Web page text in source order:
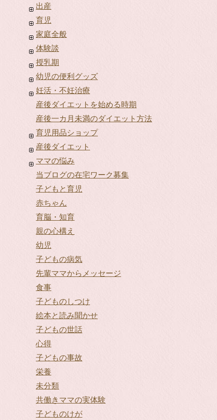
出産
育児
家庭全般
体験談
授乳期
幼児の便利グッズ
妊活・不妊治療
産後ダイエットを始める時期
産後一カ月未満のダイエット方法
育児用品ショップ
産後ダイエット
ママの悩み
当ブログの在宅ワーク募集
子どもと育児
赤ちゃん
育脳・知育
親の心構え
幼児
子どもの病気
先輩ママからメッセージ
食事
子どものしつけ
絵本と読み聞かせ
子どもの世話
心得
子どもの事故
栄養
未分類
共働きママの実体験
子どものけが